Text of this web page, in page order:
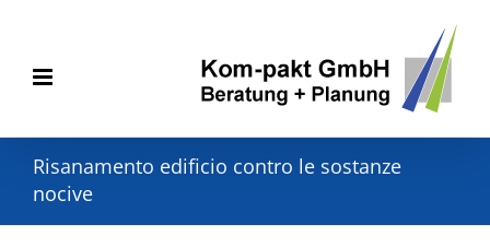
content
Risanamento edificio contro le sostanze
nocive